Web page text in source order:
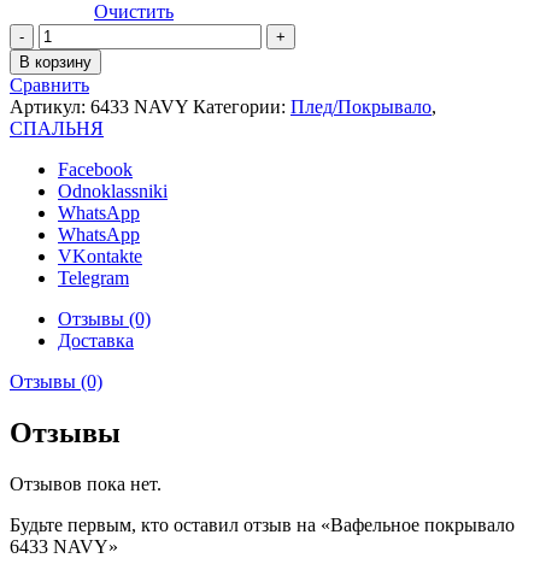
Очистить
Количество
товара
Вафельное
покрывало
6433
NAVY
В корзину
Сравнить
Артикул: 6433 NAVY Категории: Плед/Покрывало,
СПАЛЬНЯ
Facebook
Odnoklassniki
WhatsApp
WhatsApp
VKontakte
Telegram
Отзывы (0)
Доставка
Отзывы (0)
Отзывы
Отзывов пока нет.
Будьте первым, кто оставил отзыв на «Вафельное покрывало
6433 NAVY»